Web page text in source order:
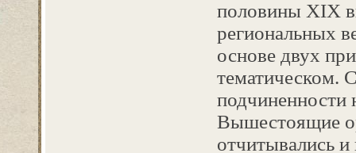
половины XIX
региональных
основе двух
тематическом.
Вышестоящие
отчитывались